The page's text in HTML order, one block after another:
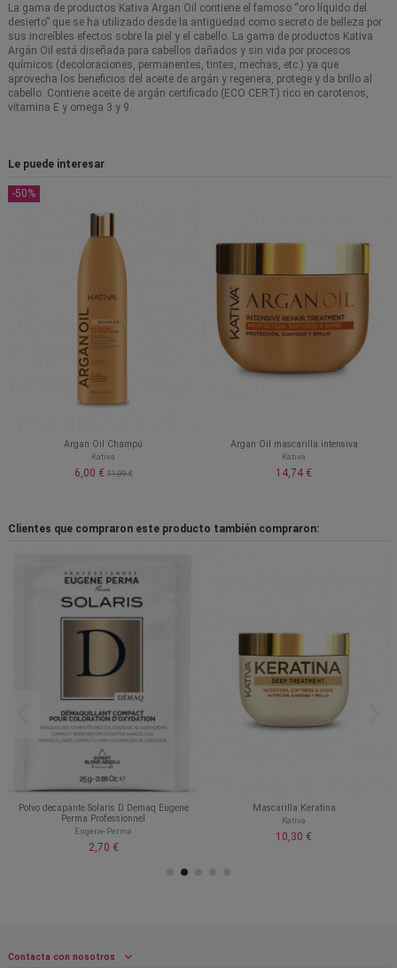
La gama de productos Kativa Argan Oil contiene el famoso “oro líquido del
desierto” que se ha utilizado desde la antigüedad como secreto de belleza por
sus increíbles efectos sobre la piel y el cabello. La gama de productos Kativa
Argán Oil está diseñada para cabellos dañados y sin vida por procesos
químicos (decoloraciones, permanentes, tintes, mechas, etc.) ya que
aprovecha los beneficios del aceite de argán y regenera, protege y da brillo al
cabello. Contiene aceite de argán certificado (ECO CERT) rico en carotenos,
vitamina E y omega 3 y 9.
Le puede interesar
-50%
Argan Oil Champú
Kativa
6,00 €11,99 €
Argan Oil mascarilla intensiva
Kativa
14,74 €
Clientes que compraron este producto también compraron:
Polvo decapante Solaris D Demaq Eugene
Perma Professionnel
Eugene-Perma
2,70 €
Mascarilla Keratina
Kativa
10,30 €
Contacta con nosotros